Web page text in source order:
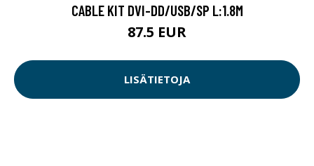
CABLE KIT DVI-DD/USB/SP L:1.8M
87.5 EUR
LISÄTIETOJA